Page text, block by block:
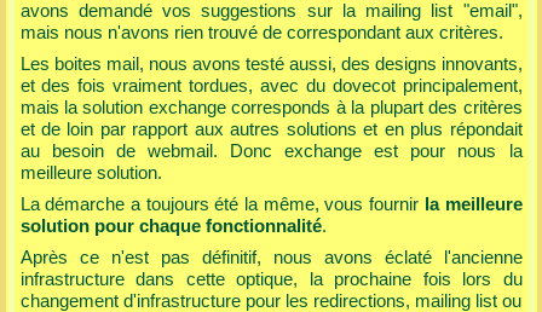
avons demandé vos suggestions sur la mailing list "email",
mais nous n'avons rien trouvé de correspondant aux critères.
Les boites mail, nous avons testé aussi, des designs innovants,
et des fois vraiment tordues, avec du dovecot principalement,
mais la solution exchange corresponds à la plupart des critères
et de loin par rapport aux autres solutions et en plus répondait
au besoin de webmail. Donc exchange est pour nous la
meilleure solution.
La démarche a toujours été la même, vous fournir la meilleure
solution pour chaque fonctionnalité.
Après ce n'est pas définitif, nous avons éclaté l'ancienne
infrastructure dans cette optique, la prochaine fois lors du
changement d'infrastructure pour les redirections, mailing list ou